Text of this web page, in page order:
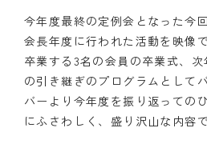
組織図
クラブのあゆみ
クラブの歴史
今年度最終の定例会となった
会長年度に行われた活動を映像
卒業する3名の会員の卒業式、
の引き継ぎのプログラムとして
バーより今年度を振り返っての
にふさわしく、盛り沢山な内容で